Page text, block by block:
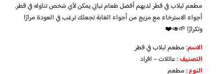
مطعم لبلاب في قطر لديهم أفضل طعام نباتي يمكن لأي شخص تناوله في قطر.
أجواء الاسترخاء مع مزيج من أجواء الغابة تجعلك ترغب في العودة مرارًا
وتكرارًا 🌱🥑❤️
الاسم: مطعم لبلاب في قطر
التصنيف: عائلات – افراد
النوع :مطعم